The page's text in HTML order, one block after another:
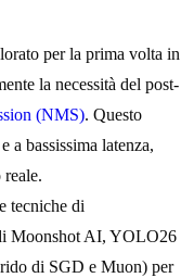
per la prima volta in
la necessità del post-
(NMS). Questo
a bassissima latenza,
tecniche di
Moonshot AI, YOLO26
di SGD e Muon) per